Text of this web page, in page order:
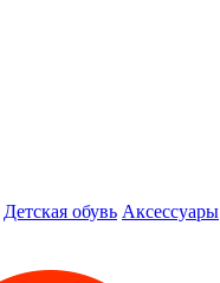
Детская обувь Аксессуары